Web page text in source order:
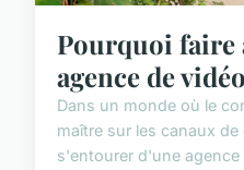
Pourquoi faire
agence de
Dans un monde où le
maître sur les canaux
s'entourer d'une